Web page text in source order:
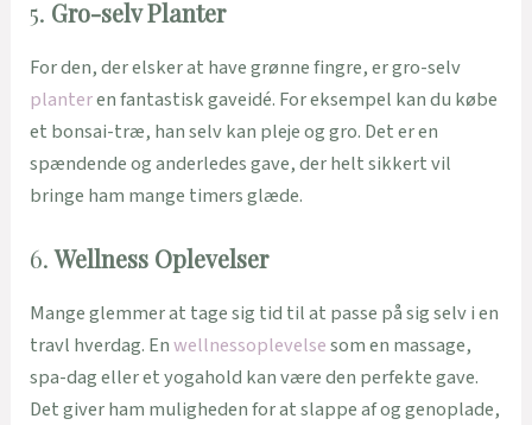
5. Gro-selv Planter
For den, der elsker at have grønne fingre, er gro-selv
planteren fantastisk gaveidé. For eksempel kan du købe
et bonsai-træ, han selv kan pleje og gro. Det er en
spændende og anderledes gave, der helt sikkert vil
bringe ham mange timers glæde.
6.Wellness Oplevelser
Mange glemmer at tage sig tid til at passe på sig selv i en
travl hverdag. Enwellnessoplevelsesom en massage,
spa-dag eller et yogahold kan være den perfekte gave.
Det giver ham muligheden for at slappe af og genoplade,